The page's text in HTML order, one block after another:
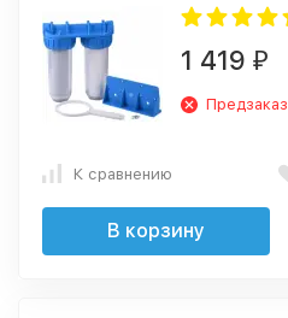
1 419 ₽
Предзаказ
К сравнению
В корзину